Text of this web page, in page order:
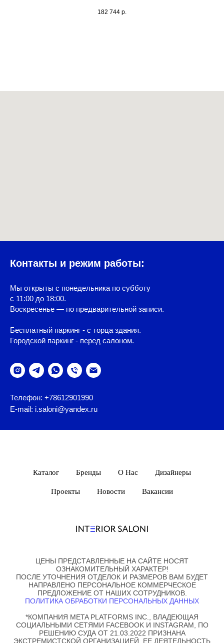
182 744 р.
Контакты и режим работы:
Мы открыты с понедельника по субботу
с 11:00 до 18:00.
Воскресенье — по предварительной записи.
Бесплатный паркинг - с торца здания.
Городской паркинг - перед салоном.
Телефон: +78612901990
E-mail: i.saloni@yandex.ru
Каталог Бренды О Нас Дизайнеры
Проекты Новости Вакансии
ЦЕНЫ ПРЕДСТАВЛЕННЫЕ НА САЙТЕ НОСЯТ
ОЗНАКОМИТЕЛЬНЫЙ ХАРАКТЕР!
ПОСЛЕ УТОЧНЕНИЯ ОТДЕЛОК И РАЗМЕРОВ ВАМ БУДЕТ
НАПРАВЛЕНО ПЕРСОНАЛЬНОЕ КОММЕРЧЕСКОЕ
ПРЕДЛОЖЕНИЕ ОТ НАШИХ СОТРУДНИКОВ.
ПОЛИТИКА ОБРАБОТКИ ПЕРСОНАЛЬНЫХ ДАННЫХ
*КОМПАНИЯ META PLATFORMS INC., ВЛАДЕЮЩАЯ
СОЦИАЛЬНЫМИ СЕТЯМИ FACEBOOK И INSTAGRAM, ПО
РЕШЕНИЮ СУДА ОТ 21.03.2022 ПРИЗНАНА
ЭКСТРЕМИСТСКОЙ ОРГАНИЗАЦИЕЙ, ЕЕ ДЕЯТЕЛЬНОСТЬ